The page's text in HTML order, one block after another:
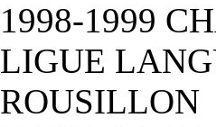
1998-1999
LIGUE
ROUSILLON